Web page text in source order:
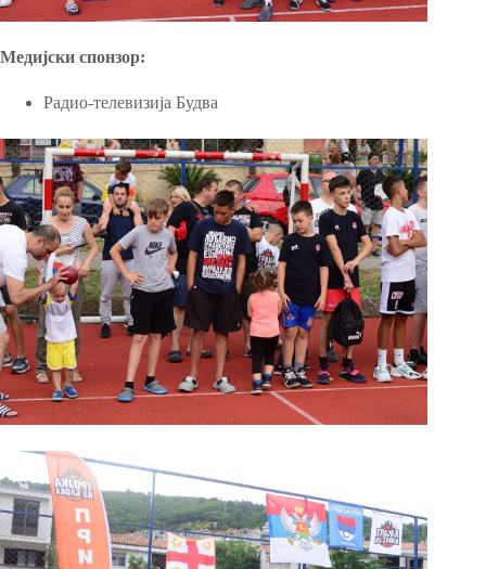
Медијски спонзор:
Радио-телевизија Будва